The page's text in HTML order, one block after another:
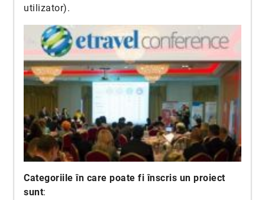
utilizator).
Categoriile în care poate fi înscris un proiect
sunt: